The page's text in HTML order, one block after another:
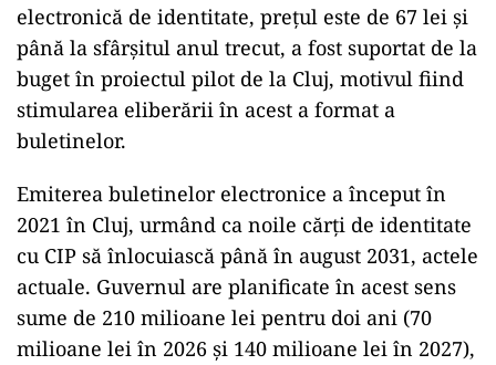
electronică de identitate, prețul este de 67 lei și
până la sfârşitul anul trecut, a fost suportat de la
buget în proiectul pilot de la Cluj, motivul fiind
stimularea eliberării în acest a format a
buletinelor.
Emiterea buletinelor electronice a început în
2021 în Cluj, urmând ca noile cărţi de identitate
cu CIP să înlocuiască până în august 2031, actele
actuale. Guvernul are planificate în acest sens
sume de 210 milioane lei pentru doi ani (70
milioane lei în 2026 și 140 milioane lei în 2027),